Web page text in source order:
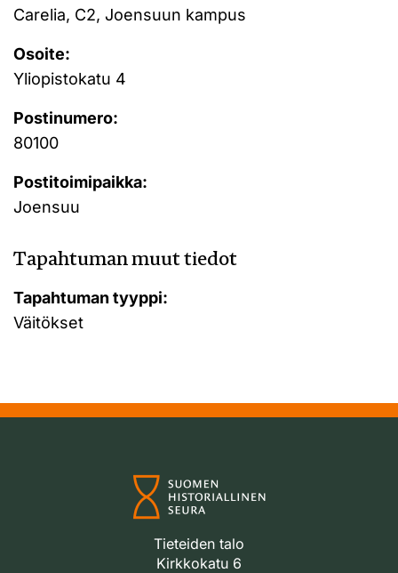
Carelia, C2, Joensuun kampus
Osoite:
Yliopistokatu 4
Postinumero:
80100
Postitoimipaikka:
Joensuu
Tapahtuman muut tiedot
Tapahtuman tyyppi:
Väitökset
Tieteiden talo
Kirkkokatu 6